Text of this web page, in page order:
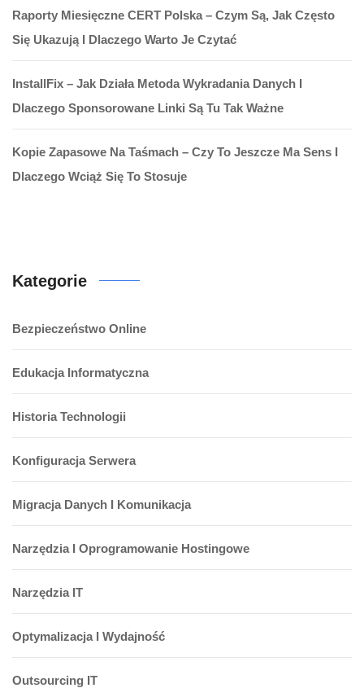
Raporty Miesięczne CERT Polska – Czym Są, Jak Często
Się Ukazują I Dlaczego Warto Je Czytać
InstallFix – Jak Działa Metoda Wykradania Danych I
Dlaczego Sponsorowane Linki Są Tu Tak Ważne
Kopie Zapasowe Na Taśmach – Czy To Jeszcze Ma Sens I
Dlaczego Wciąż Się To Stosuje
Kategorie
Bezpieczeństwo Online
Edukacja Informatyczna
Historia Technologii
Konfiguracja Serwera
Migracja Danych I Komunikacja
Narzędzia I Oprogramowanie Hostingowe
Narzędzia IT
Optymalizacja I Wydajność
Outsourcing IT